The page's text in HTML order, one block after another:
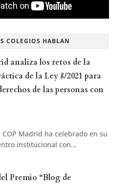
COLEGIOS HABLAN
analiza los retos de la
de la Ley 8/2021 para
de las personas con
COP Madrid ha celebrado en su
institucional con...
Premio “Blog de